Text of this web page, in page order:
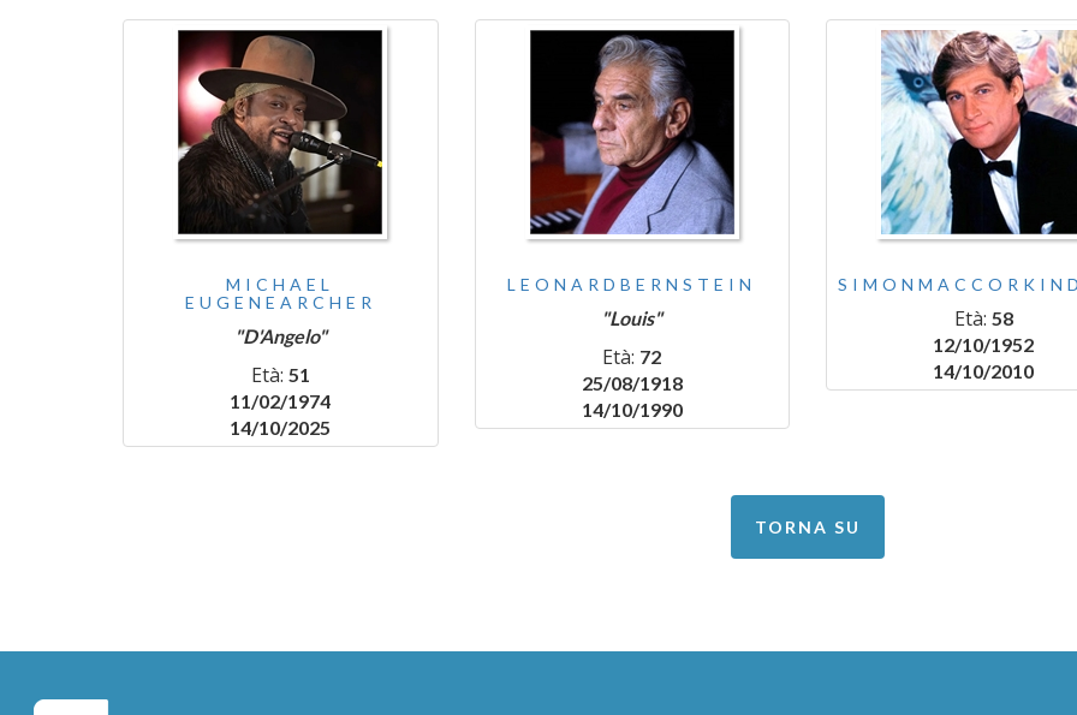
MICHAEL
EUGENEARCHER
"D'Angelo"
Età: 51
11/02/1974
14/10/2025
LEONARDBERNSTEIN
"Louis"
Età: 72
25/08/1918
14/10/1990
Età: 58
12/10/1952
14/10/2010
TORNA SU